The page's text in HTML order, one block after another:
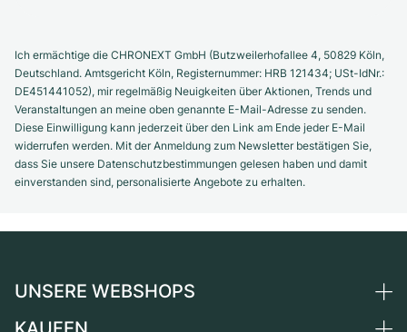
Ich ermächtige die CHRONEXT GmbH (Butzweilerhofallee 4, 50829 Köln,
Deutschland. Amtsgericht Köln, Registernummer: HRB 121434; USt-IdNr.:
DE451441052), mir regelmäßig Neuigkeiten über Aktionen, Trends und
Veranstaltungen an meine oben genannte E-Mail-Adresse zu senden.
Diese Einwilligung kann jederzeit über den Link am Ende jeder E-Mail
widerrufen werden. Mit der Anmeldung zum Newsletter bestätigen Sie,
dass Sie unsere Datenschutzbestimmungen gelesen haben und damit
einverstanden sind, personalisierte Angebote zu erhalten.
UNSERE WEBSHOPS
Deutschland